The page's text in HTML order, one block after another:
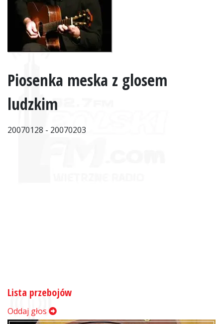
Piosenka meska z glosem
ludzkim
20070128 - 20070203
Lista przebojów
Oddaj głos